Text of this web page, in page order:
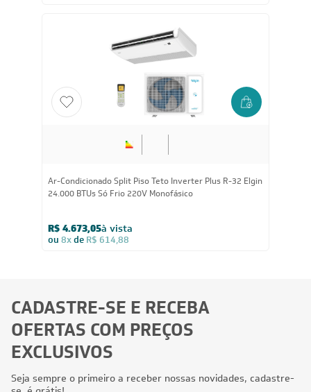
Ar-Condicionado Split Piso Teto Inverter Plus R-32 Elgin
24.000 BTUs Só Frio 220V Monofásico
R$ 4.673,05à vista
ou 8xde R$ 614,88
CADASTRE-SE E RECEBA
OFERTAS COM PREÇOS
EXCLUSIVOS
Seja sempre o primeiro a receber nossas novidades, cadastre-